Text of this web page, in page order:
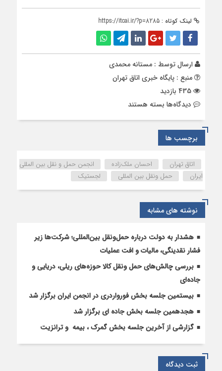
لینک کوتاه : https://itcai.ir/?p=8285
ارسال توسط : مستانه محمدی
منبع : پایگاه خبری اتاق تهران
دیدگاه‌ها برای
لجستیک
در
کشور
بسته هستند
برچسب ها
اتاق تهران احسان ملک‌زاده
انجمن حمل و نقل بین المللی
ایران
حمل ونقل بین المللی لجستیک
نوشته های مشابه
هشدار به دولت درباره حمل‌ونقل بین‌المللی؛ شرکت‌ها زیر
فشار نقدینگی، مالیات و افت عملیات
بررسی چالش‌های حمل ونقل کالا حوزه‌های ریلی، دریایی و
جاده‌ای
بیستمین جلسه بخش فورواردری در انجمن ایران برگزار شد
هجدهمین جلسه بخش جاده ای برگزار شد
گزارشی از آخرین جلسه بخش گمرک ، بیمه و ترانزیت
ثبت دیدگاه